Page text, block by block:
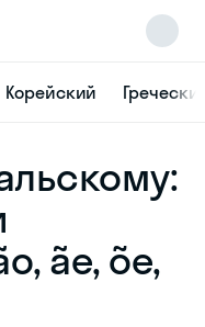
Корейский
ãe, õe,